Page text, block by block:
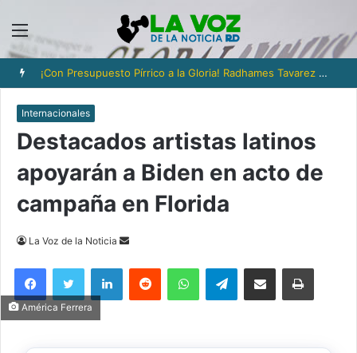
Menú
¡Con Presupuesto Pírrico a la Gloria! Radhames Tavarez y la Hazaña Dorada de la Natación Dominicana
Internacionales
Destacados artistas latinos
apoyarán a Biden en acto de
campaña en Florida
La Voz de la Noticia
Send
email
FacebookTwitter LinkedInReddit WhatsAppTelegramCompartir via Email Imprimi
América Ferrera